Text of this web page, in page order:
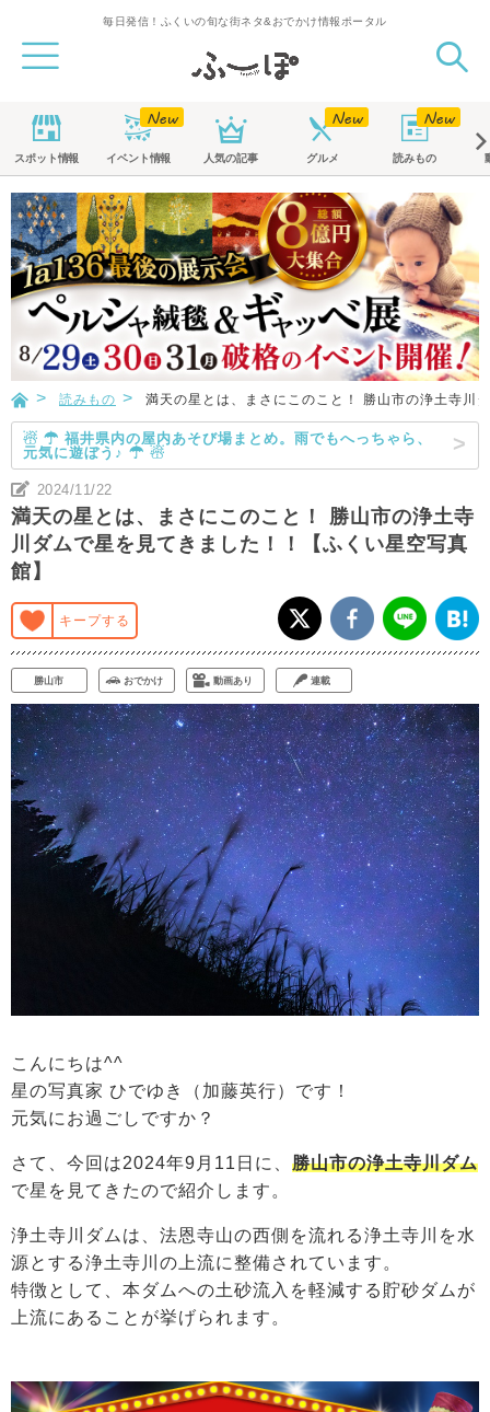
毎日発信！ふくいの旬な街ネタ&おでかけ情報ポータル
スポット情報 イベント情報 人気の記事 グルメ 読みもの
読みもの 満天の星とは、まさにこのこと！ 勝山市の浄土寺川
☃ ☂ 福井県内の屋内あそび場まとめ。雨でもへっちゃら、
元気に遊ぼう♪ ☂ ☃
2024/11/22
満天の星とは、まさにこのこと！ 勝山市の浄土寺
川ダムで星を見てきました！！【ふくい星空写真
館】
キープする
勝山市 おでかけ 動画あり 連載
こんにちは^^
星の写真家 ひでゆき（加藤英行）です！
元気にお過ごしですか？
さて、今回は2024年9月11日に、 勝山市の浄土寺川ダム
で星を見てきたので紹介します。
浄土寺川ダムは、法恩寺山の西側を流れる浄土寺川を水
源とする浄土寺川の上流に整備されています。
特徴として、本ダムへの土砂流入を軽減する貯砂ダムが
上流にあることが挙げられます。